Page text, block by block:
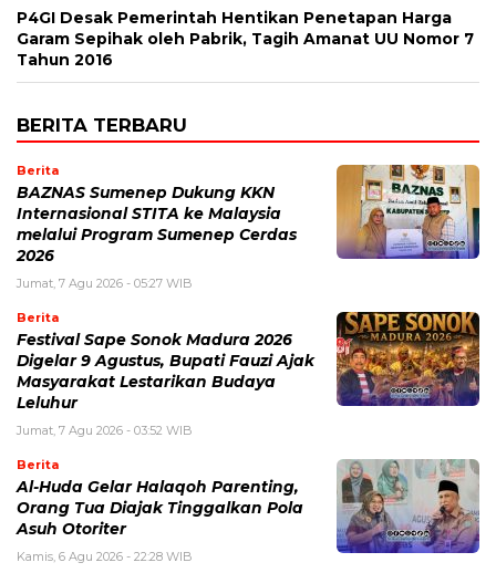
P4GI Desak Pemerintah Hentikan Penetapan Harga
Garam Sepihak oleh Pabrik, Tagih Amanat UU Nomor 7
Tahun 2016
BERITA TERBARU
Berita
BAZNAS Sumenep Dukung KKN
Internasional STITA ke Malaysia
melalui Program Sumenep Cerdas
2026
Jumat, 7 Agu 2026 - 05:27 WIB
Berita
Festival Sape Sonok Madura 2026
Digelar 9 Agustus, Bupati Fauzi Ajak
Masyarakat Lestarikan Budaya
Leluhur
Jumat, 7 Agu 2026 - 03:52 WIB
Berita
Al-Huda Gelar Halaqoh Parenting,
Orang Tua Diajak Tinggalkan Pola
Asuh Otoriter
Kamis, 6 Agu 2026 - 22:28 WIB